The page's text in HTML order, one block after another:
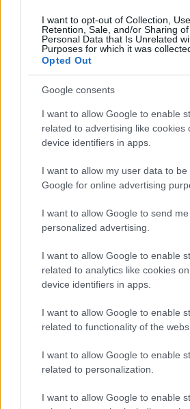
I want to opt-out of Collection, Use,
Retention, Sale, and/or Sharing
Personal Data that Is Unrelated
Purposes for which it was
Opted Out
Google consents
I want to allow Google to enable
related to advertising like cookies
device identifiers in apps.
I want to allow my user data to be
Google for online advertising
I want to allow Google to send me
personalized advertising.
I want to allow Google to enable
related to analytics like cookies
device identifiers in apps.
I want to allow Google to enable
related to functionality of the
I want to allow Google to enable
related to personalization.
I want to allow Google to enable
Először csak egy maroknyit látsz, de
, gratulálunk –
Ez a klasszikus fejtörő a kedvenc,
kapcsolatban maradjanak és
Miért szeretjük a
Az ilyen rejtvények nem csak
élesíteni a fókuszt, javítják a
négyzetekre vadászol, ezek a